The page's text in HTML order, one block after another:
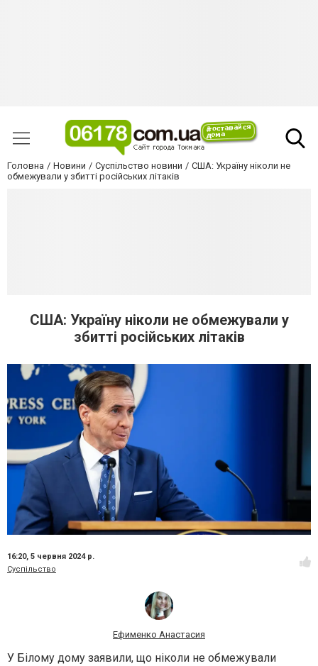
Головна Новини Суспільство новини
США: Україну ніколи не
обмежували у збитті російських літаків
США: Україну ніколи не обмежували у
збитті російських літаків
16:20, 5 червня 2024 р.
Суспільство
Ефименко Анастасия
У Білому дому заявили, що ніколи не обмежували